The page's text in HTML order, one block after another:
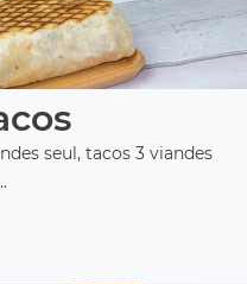
seul, tacos 3 viandes